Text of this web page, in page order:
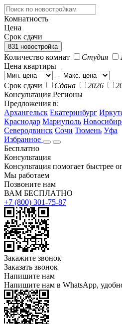
Комнатность
Цена
Срок сдачи
831 новостройка
Количество комнат Студия
Цена квартиры
–
Срок сдачи
Сдана 2026
Консультация Регионы
Предложения в:
Архангельск Екатеринбург
Краснодар Мариуполь
Северодвинск Сочи Тюмень Уфа
Избранное
Бесплатно
Консультация
Консультация помогает быстрее
Мы работаем
Позвоните нам
ВАМ БЕСПЛАТНО
+7 (800) 301-75-87
Закажите звонок
Заказать звонок
Напишите нам
Напишите нам в WhatsApp,